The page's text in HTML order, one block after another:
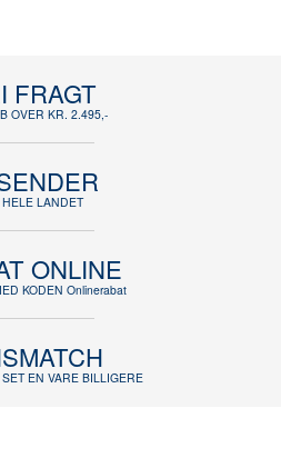
FRAGT
OVER KR. 2.495,-
LANDET
ONLINE
KODEN Onlinerabat
EN VARE BILLIGERE